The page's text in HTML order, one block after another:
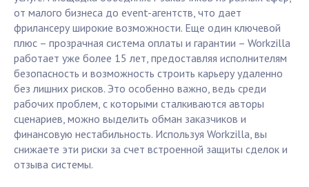
от малого бизнеса до event-агентств, что дает
фрилансеру широкие возможности. Еще один ключевой
плюс – прозрачная система оплаты и гарантии – Workzilla
работает уже более 15 лет, предоставляя исполнителям
безопасность и возможность строить карьеру удаленно
без лишних рисков. Это особенно важно, ведь среди
рабочих проблем, с которыми сталкиваются авторы
сценариев, можно выделить обман заказчиков и
финансовую нестабильность. Используя Workzilla, вы
снижаете эти риски за счет встроенной защиты сделок и
отзыва системы.